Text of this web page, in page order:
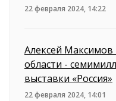
22 февраля 2024, 14:22
Алексей Максимов
области -
выставки «Россия»
22 февраля 2024, 14:01